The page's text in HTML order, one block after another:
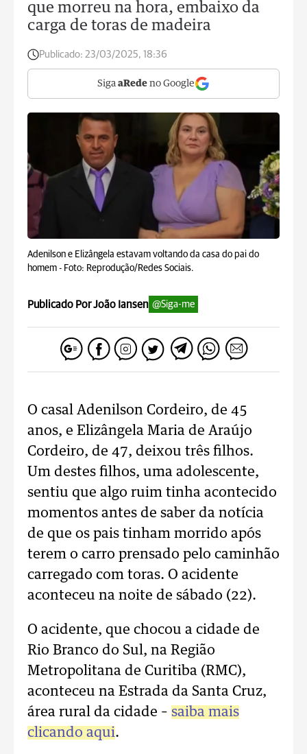
que morreu na hora, embaixo da
carga de toras de madeira
Publicado: 23/03/2025, 18:36
Siga aRede no Google
Adenilson e Elizângela estavam voltando da casa do pai do
homem - Foto: Reprodução/Redes Sociais.
Publicado Por João Iansen @Siga-me
O casal Adenilson Cordeiro, de 45
anos, e Elizângela Maria de Araújo
Cordeiro, de 47, deixou três filhos.
Um destes filhos, uma adolescente,
sentiu que algo ruim tinha acontecido
momentos antes de saber da notícia
de que os pais tinham morrido após
terem o carro prensado pelo caminhão
carregado com toras. O acidente
aconteceu na noite de sábado (22).
O acidente, que chocou a cidade de
Rio Branco do Sul, na Região
Metropolitana de Curitiba (RMC),
aconteceu na Estrada da Santa Cruz,
área rural da cidade – saiba mais
clicando aqui.